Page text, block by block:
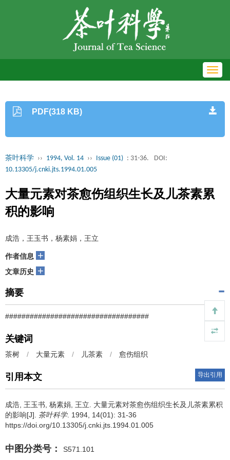
PDF(318 KB)
茶叶科学 ›› 1994, Vol. 14 ›› Issue (01) : 31-36.
DOI:
10.13305/j.cnki.jts.1994.01.005
大量元素对茶愈伤组织生长及儿茶素累
积的影响
成浩，王玉书，杨素娟，王立
作者信息 +
文章历史 +
摘要
###################################
关键词
茶树 / 大量元素 / 儿茶素 / 愈伤组织
引用本文 导出引用
成浩, 王玉书, 杨素娟, 王立. 大量元素对茶愈伤组织生长及儿茶素累积
的影响[J]. 茶叶科学. 1994, 14(01): 31-36
https://doi.org/10.13305/j.cnki.jts.1994.01.005
中图分类号： S571.101